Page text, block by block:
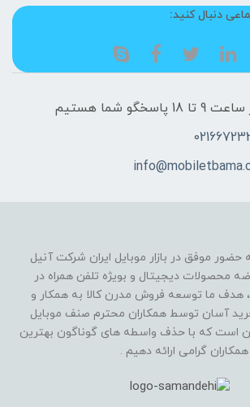
دنبال کنید:
شما هستیم
موفق در بازار موبایل ایران شرکت آنیل
محصولات دیجیتال و بویژه تلفن همراه در
شد ، هدف ما توسعه فروش مدرن کالا به همکار و
آسان توسط همکاران محترم صنف موبایل
است که با حذف واسطه های گوناگون بهترین
گرامی ارائه دهیم .